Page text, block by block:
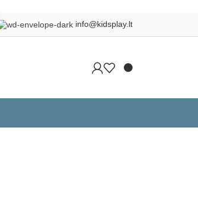
info@kidsplay.lt